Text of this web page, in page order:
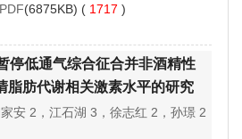
PDF(6875KB) ( 1717 )
停低通气综合征合并非酒精性
脂肪代谢相关激素水平的研究
安 2，江石湖 3，徐志红 2，孙璟 2